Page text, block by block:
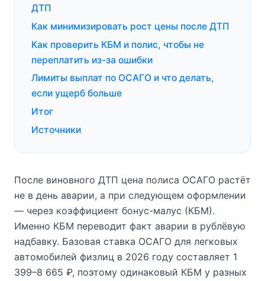
ДТП
Как минимизировать рост цены после ДТП
Как проверить КБМ и полис, чтобы не
переплатить из-за ошибки
Лимиты выплат по ОСАГО и что делать,
если ущерб больше
Итог
Источники
После виновного ДТП цена полиса ОСАГО растёт
не в день аварии, а при следующем оформлении
— через коэффициент бонус-малус (КБМ).
Именно КБМ переводит факт аварии в рублёвую
надбавку. Базовая ставка ОСАГО для легковых
автомобилей физлиц в 2026 году составляет 1
399–8 665 ₽, поэтому одинаковый КБМ у разных